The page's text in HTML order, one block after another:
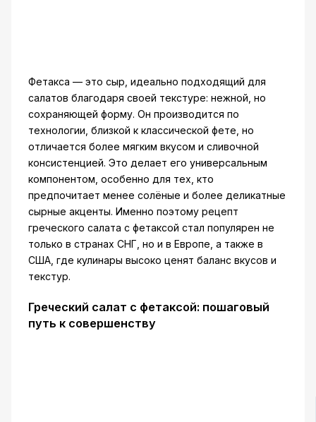
Фетакса — это сыр, идеально подходящий для
салатов благодаря своей текстуре: нежной, но
сохраняющей форму. Он производится по
технологии, близкой к классической фете, но
отличается более мягким вкусом и сливочной
консистенцией. Это делает его универсальным
компонентом, особенно для тех, кто
предпочитает менее солёные и более деликатные
сырные акценты. Именно поэтому рецепт
греческого салата с фетаксой стал популярен не
только в странах СНГ, но и в Европе, а также в
США, где кулинары высоко ценят баланс вкусов и
текстур.
Греческий салат с фетаксой: пошаговый
путь к совершенству